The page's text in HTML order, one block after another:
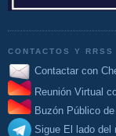
CONTACTOS Y RRSS
Contactar con
Reunión Virtual
Buzón Público
Sigue El lado del